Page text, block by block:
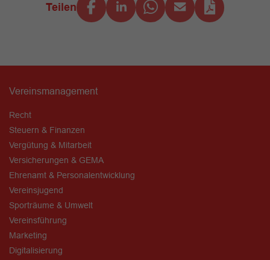
Teilen
Vereinsmanagement
Recht
Steuern & Finanzen
Vergütung & Mitarbeit
Versicherungen & GEMA
Ehrenamt & Personalentwicklung
Vereinsjugend
Sporträume & Umwelt
Vereinsführung
Marketing
Digitalisierung